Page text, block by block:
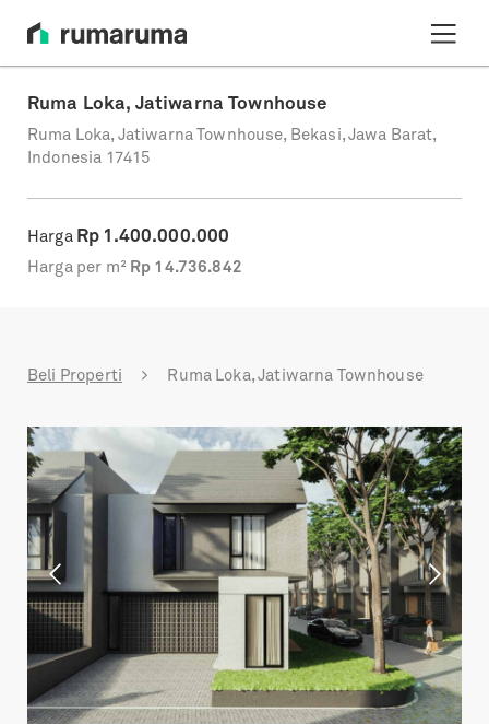
Ruma Loka, Jatiwarna Townhouse
Ruma Loka, Jatiwarna Townhouse, Bekasi, Jawa Barat,
Indonesia 17415
Harga Rp 1.400.000.000
Harga per m² Rp 14.736.842
Beli Properti Ruma Loka, Jatiwarna Townhouse
Previous Next